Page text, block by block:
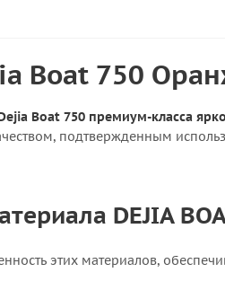
Boat 750
Boat 750 премиум-класса
подтвержденным
DEJIA
этих материалов,